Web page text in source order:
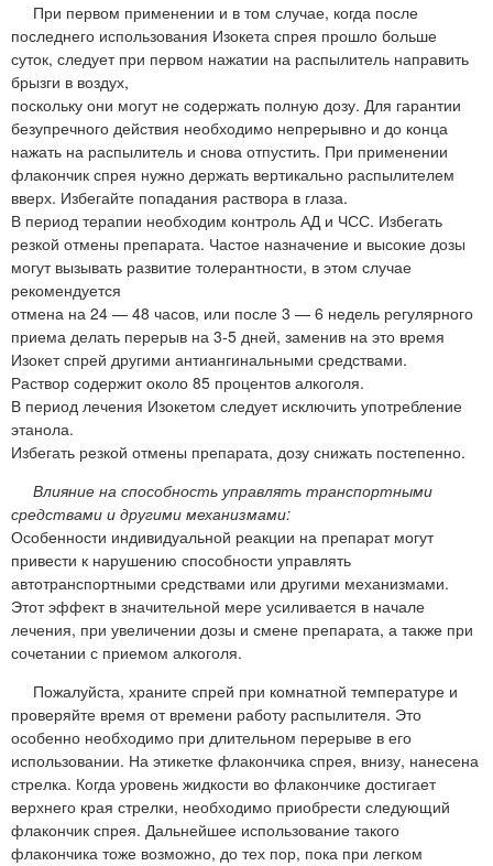
При первом применении и в том случае, когда после
последнего использования Изокета спрея прошло больше
суток, следует при первом нажатии на распылитель направить
брызги в воздух,
поскольку они могут не содержать полную дозу. Для гарантии
безупречного действия необходимо непрерывно и до конца
нажать на распылитель и снова отпустить. При применении
флакончик спрея нужно держать вертикально распылителем
вверх. Избегайте попадания раствора в глаза.
В период терапии необходим контроль АД и ЧСС. Избегать
резкой отмены препарата. Частое назначение и высокие дозы
могут вызывать развитие толерантности, в этом случае
рекомендуется
отмена на 24 — 48 часов, или после 3 — 6 недель регулярного
приема делать перерыв на 3-5 дней, заменив на это время
Изокет спрей другими антиангинальными средствами.
Раствор содержит около 85 процентов алкоголя.
В период лечения Изокетом следует исключить употребление
этанола.
Избегать резкой отмены препарата, дозу снижать постепенно.
Влияние на способность управлять транспортными
средствами и другими механизмами:
Особенности индивидуальной реакции на препарат могут
привести к нарушению способности управлять
автотранспортными средствами или другими механизмами.
Этот эффект в значительной мере усиливается в начале
лечения, при увеличении дозы и смене препарата, а также при
сочетании с приемом алкоголя.
Пожалуйста, храните спрей при комнатной температуре и
проверяйте время от времени работу распылителя. Это
особенно необходимо при длительном перерыве в его
использовании. На этикетке флакончика спрея, внизу, нанесена
стрелка. Когда уровень жидкости во флакончике достигает
верхнего края стрелки, необходимо приобрести следующий
флакончик спрея. Дальнейшее использование такого
флакончика тоже возможно, до тех пор, пока при легком